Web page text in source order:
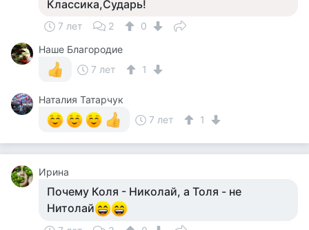
Классика,Сударь!
7 лет 2
0
Наше Благородие
7 лет
1
Наталия Татарчук
7 лет
1
Ирина
Почему Коля - Николай, а Толя - не
Нитолай